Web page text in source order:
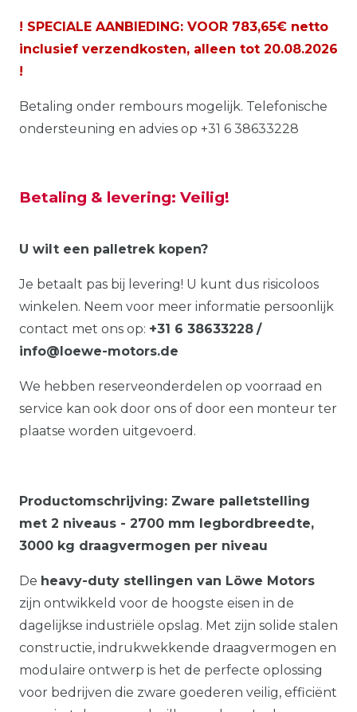
! SPECIALE AANBIEDING: VOOR 783,65€ netto
inclusief verzendkosten, alleen tot 20.08.2026
!
Betaling onder rembours mogelijk. Telefonische
ondersteuning en advies op +31 6 38633228
Betaling & levering: Veilig!
U wilt een palletrek kopen?
Je betaalt pas bij levering! U kunt dus risicoloos
winkelen. Neem voor meer informatie persoonlijk
contact met ons op: +31 6 38633228 /
info@loewe-motors.de
We hebben reserveonderdelen op voorraad en
service kan ook door ons of door een monteur ter
plaatse worden uitgevoerd.
Productomschrijving: Zware palletstelling
met 2 niveaus - 2700 mm legbordbreedte,
3000 kg draagvermogen per niveau
De heavy-duty stellingen van Löwe Motors
zijn ontwikkeld voor de hoogste eisen in de
dagelijkse industriële opslag. Met zijn solide stalen
constructie, indrukwekkende draagvermogen en
modulaire ontwerp is het de perfecte oplossing
voor bedrijven die zware goederen veilig, efficiënt